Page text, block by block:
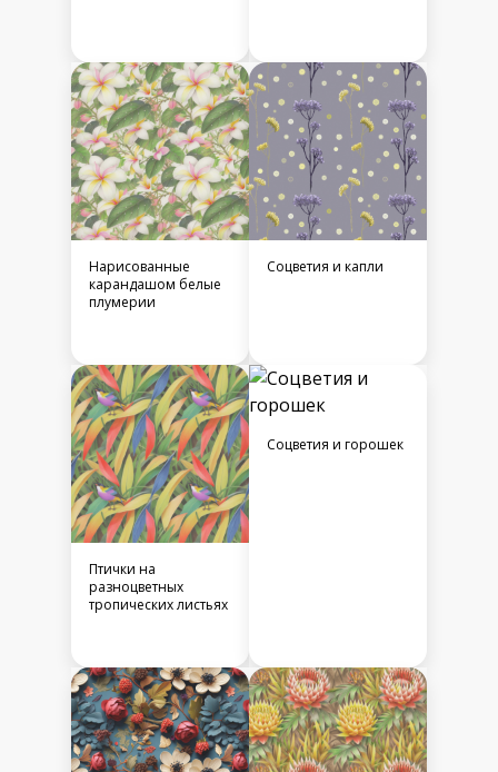
Нарисованные
карандашом белые
плумерии
Соцветия и капли
Птички на
разноцветных
тропических листьях
Соцветия и горошек